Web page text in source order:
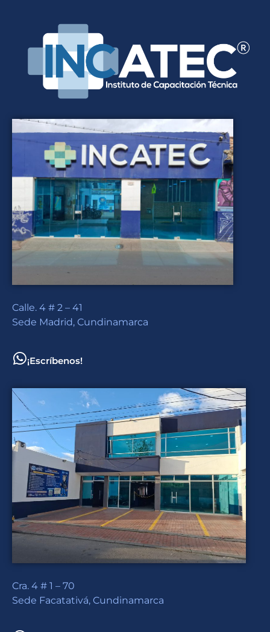
Calle. 4 # 2 – 41
Sede Madrid, Cundinamarca
¡Escríbenos!
Cra. 4 # 1 – 70
Sede Facatativá, Cundinamarca